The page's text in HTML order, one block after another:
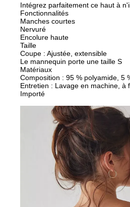
Intégrez parfaitement ce haut à
Fonctionnalités
Manches courtes
Nervuré
Encolure haute
Taille
Coupe : Ajustée, extensible
Le mannequin porte une taille S
Matériaux
Composition : 95 % polyamide, 5
Entretien : Lavage en machine, à
Importé